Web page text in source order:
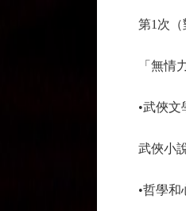
第1次（對
「無情力
•武俠文
武俠小說
•哲學和